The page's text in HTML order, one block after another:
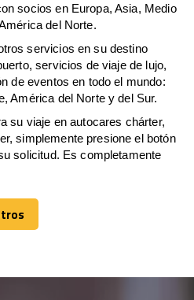
socios en Europa, Asia, Medio
del Norte.
servicios en su destino
servicios de viaje de lujo,
de eventos en todo el mundo:
América del Norte y del Sur.
su viaje en autocares chárter,
simplemente presione el botón
solicitud. Es completamente